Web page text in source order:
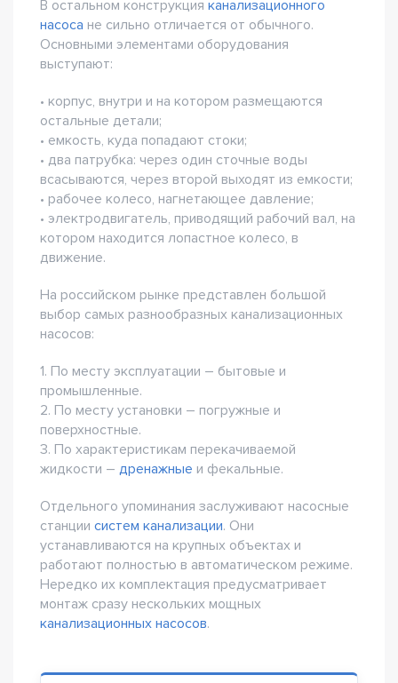
В остальном конструкция канализационного
насоса не сильно отличается от обычного.
Основными элементами оборудования
выступают:
• корпус, внутри и на котором размещаются
остальные детали;
• емкость, куда попадают стоки;
• два патрубка: через один сточные воды
всасываются, через второй выходят из емкости;
• рабочее колесо, нагнетающее давление;
• электродвигатель, приводящий рабочий вал, на
котором находится лопастное колесо, в
движение.
На российском рынке представлен большой
выбор самых разнообразных канализационных
насосов:
1. По месту эксплуатации – бытовые и
промышленные.
2. По месту установки – погружные и
поверхностные.
3. По характеристикам перекачиваемой
жидкости – дренажные и фекальные.
Отдельного упоминания заслуживают насосные
станции систем канализации. Они
устанавливаются на крупных объектах и
работают полностью в автоматическом режиме.
Нередко их комплектация предусматривает
монтаж сразу нескольких мощных
канализационных насосов.